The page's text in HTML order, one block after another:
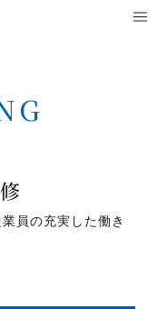
員の充実した働き